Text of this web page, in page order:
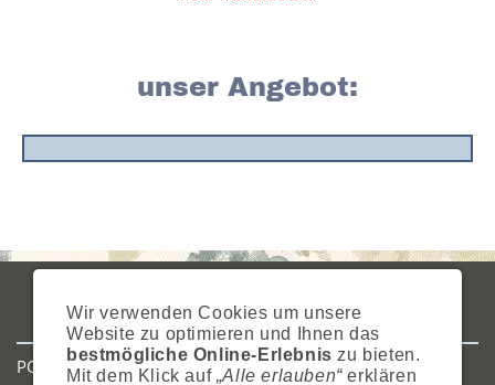
unser Angebot:
WIDERRUFSRECHTSITEMAPHILFECOOKIES
POSTADRESSE
Wir verwenden Cookies um unsere
Website zu optimieren und Ihnen das
bestmögliche Online-Erlebnis zu bieten.
Mit dem Klick auf „Alle erlauben“erklären